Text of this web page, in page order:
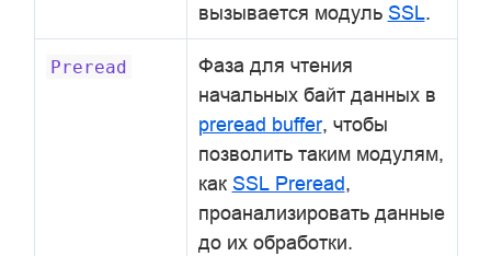
вызывается модуль SSL.
Preread
Фаза для чтения
начальных байт данных в
preread buffer, чтобы
позволить таким модулям,
как SSL Preread,
проанализировать данные
до их обработки.